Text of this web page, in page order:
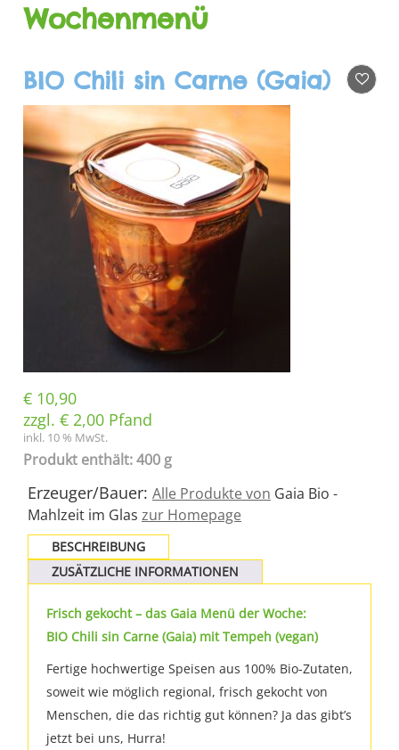
Wochenmenü
BIO Chili sin Carne (Gaia)
€ 10,90
zzgl. € 2,00 Pfand
inkl. 10 % MwSt.
Produkt enthält: 400 g
Erzeuger/Bauer: Alle Produkte von Gaia Bio -
Mahlzeit im Glas zur Homepage
BESCHREIBUNG
ZUSÄTZLICHE INFORMATIONEN
Frisch gekocht – das Gaia Menü der Woche:
BIO Chili sin Carne (Gaia) mit Tempeh (vegan)
Fertige hochwertige Speisen aus 100% Bio-Zutaten,
soweit wie möglich regional, frisch gekocht von
Menschen, die das richtig gut können? Ja das gibt’s
jetzt bei uns, Hurra!